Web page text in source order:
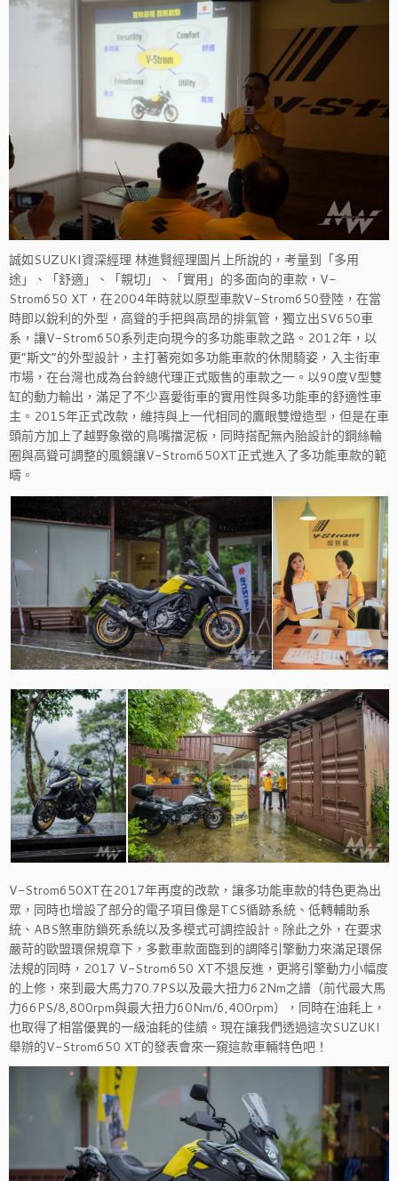
誠如SUZUKI資深經理 林進賢經理圖片上所說的，考量到「多用
途」、「舒適」、「親切」、「實用」的多面向的車款，V-
Strom650 XT，在2004年時就以原型車款V-Strom650登陸，在當
時即以銳利的外型，高聳的手把與高昂的排氣管，獨立出SV650車
系，讓V-Strom650系列走向現今的多功能車款之路。2012年，以
更”斯文“的外型設計，主打著宛如多功能車款的休閒騎姿，入主街車
市場，在台灣也成為台鈴總代理正式販售的車款之一。以90度V型雙
缸的動力輸出，滿足了不少喜愛街車的實用性與多功能車的舒適性車
主。2015年正式改款，維持與上一代相同的鷹眼雙燈造型，但是在車
頭前方加上了越野象徵的鳥嘴擋泥板，同時搭配無內胎設計的鋼絲輪
圈與高聳可調整的風鏡讓V-Strom650XT正式進入了多功能車款的範
疇。
V-Strom650XT在2017年再度的改款，讓多功能車款的特色更為出
眾，同時也增設了部分的電子項目像是TCS循跡系統、低轉輔助系
統、ABS煞車防鎖死系統以及多模式可調控設計。除此之外，在要求
嚴苛的歐盟環保規章下，多數車款面臨到的調降引擎動力來滿足環保
法規的同時，2017 V-Strom650 XT不退反進，更將引擎動力小幅度
的上修，來到最大馬力70.7PS以及最大扭力62Nm之譜（前代最大馬
力66PS/8,800rpm與最大扭力60Nm/6,400rpm），同時在油耗上，
也取得了相當優異的一級油耗的佳績。現在讓我們透過這次SUZUKI
舉辦的V-Strom650 XT的發表會來一窺這款車輛特色吧！